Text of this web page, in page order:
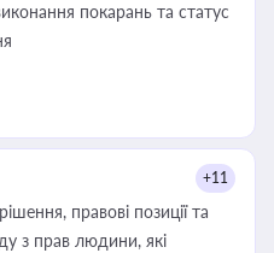
покарань та статус
+11
правові позиції та
з прав людини, які